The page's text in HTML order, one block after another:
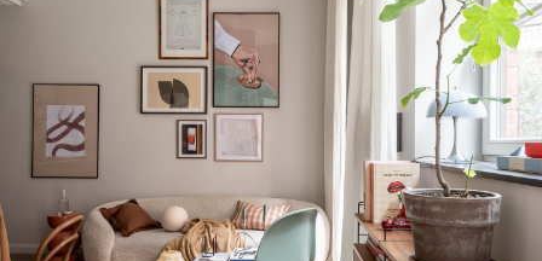
Appartement Design Cabanes
Decoration Noël
Design Suédois En Quelques Photos
Idées Déco En 10 Photos
La Semaine Décoration Et Design
Maison En Ville
Méli-Mélo Suédois
Publi Reportage
Tendance
Interieurs Scandinaves
La Décoration Selon Votre Signe Astrologique
Les Trouvailles Déco Du Jour
Loft
Maison Appartement Écologique